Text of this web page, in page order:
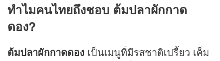
ทำไมคนไทยถึงชอบ ต้มปลาผักกาด
ดอง?
ต้มปลาผักกาดดอง เป็นเมนูที่มีรสชาติเปรี้ยว เค็ม